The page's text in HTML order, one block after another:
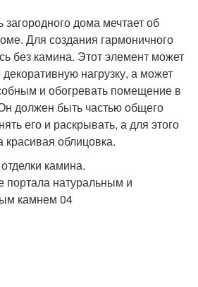
дома мечтает об
Для создания гармоничного
без камина. Этот элемент может
нагрузку, а может
и обогревать помещение в
должен быть частью общего
его и раскрывать, а для этого
облицовка.